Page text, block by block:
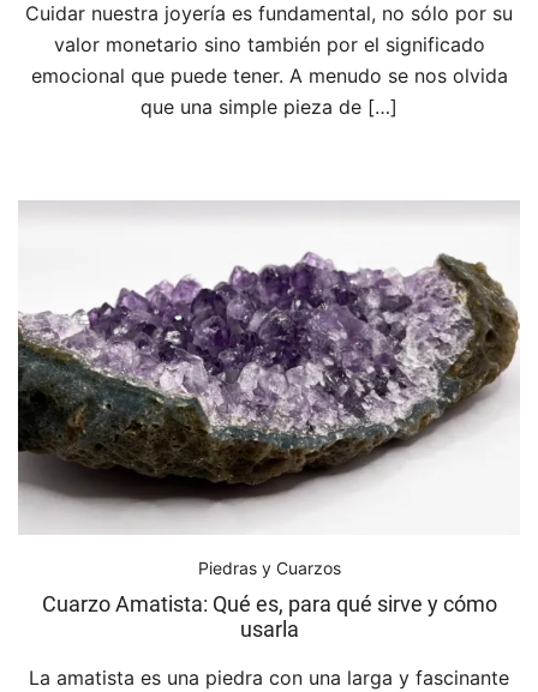
Cuidar nuestra joyería es fundamental, no sólo por su
valor monetario sino también por el significado
emocional que puede tener. A menudo se nos olvida
que una simple pieza de […]
Piedras y Cuarzos
Cuarzo Amatista: Qué es, para qué sirve y cómo
usarla
La amatista es una piedra con una larga y fascinante